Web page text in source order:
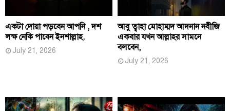
একটা দোয়া পড়বেন আপনি , দশ
লক্ষ নেকি পাবেন ইনশাল্লাহ.
July 21, 2026
আবু ত্বাহা মোহাম্মদ আদনান নবীজি
একবার যখন আল্লাহর সামনে
বলবেন,
July 21, 2026